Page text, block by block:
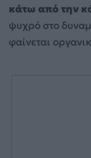
κάτω από την
ψυχρό στο
φαίνεται